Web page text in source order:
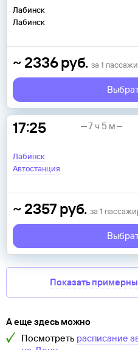
Лабинск
Лабинск
~ 2336 руб. за 1
17:25
Лабинск
Автостанция
7 ч 5 м
~ 2357 руб. за 1
Показать
А еще здесь можно
Посмотреть расписание